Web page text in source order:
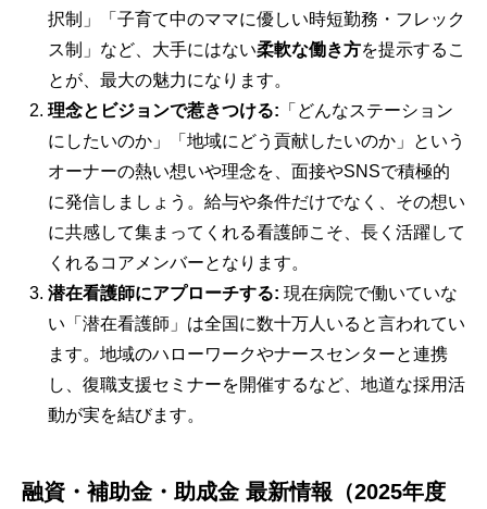
択制」「子育て中のママに優しい時短勤務・フレック
ス制」など、大手にはない柔軟な働き方を提示するこ
とが、最大の魅力になります。
理念とビジョンで惹きつける: 「どんなステーション
にしたいのか」「地域にどう貢献したいのか」という
オーナーの熱い想いや理念を、面接やSNSで積極的
に発信しましょう。給与や条件だけでなく、その想い
に共感して集まってくれる看護師こそ、長く活躍して
くれるコアメンバーとなります。
潜在看護師にアプローチする: 現在病院で働いていな
い「潜在看護師」は全国に数十万人いると言われてい
ます。地域のハローワークやナースセンターと連携
し、復職支援セミナーを開催するなど、地道な採用活
動が実を結びます。
融資・補助金・助成金 最新情報（2025年度